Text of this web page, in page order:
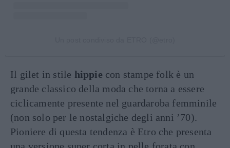
Il gilet in stile hippie con stampe folk è un
grande classico della moda che torna a essere
ciclicamente presente nel guardaroba femminile
(non solo per le nostalgiche degli anni ’70).
Pioniere di questa tendenza è Etro che presenta